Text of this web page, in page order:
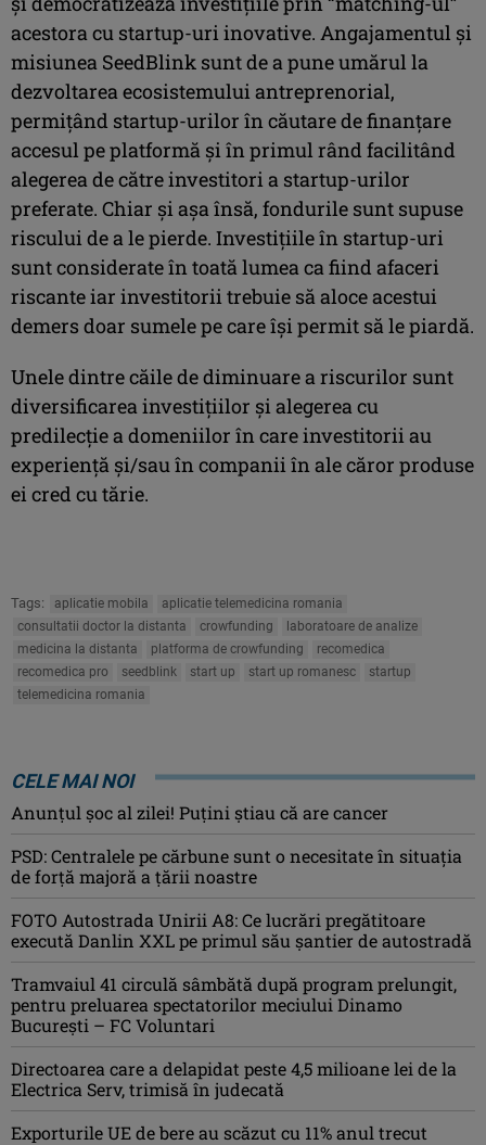
acestora cu startup-uri inovative. Angajamentul și
misiunea SeedBlink sunt de a pune umărul la
dezvoltarea ecosistemului antreprenorial,
permițând startup-urilor în căutare de finanțare
accesul pe platformă și în primul rând facilitând
alegerea de către investitori a startup-urilor
preferate. Chiar și așa însă, fondurile sunt supuse
riscului de a le pierde. Investițiile în startup-uri
sunt considerate în toată lumea ca fiind afaceri
riscante iar investitorii trebuie să aloce acestui
demers doar sumele pe care își permit să le piardă.
Unele dintre căile de diminuare a riscurilor sunt
diversificarea investițiilor și alegerea cu
predilecție a domeniilor în care investitorii au
experiență și/sau în companii în ale căror produse
ei cred cu tărie.
Tags: aplicatie mobila
aplicatie telemedicina romania
consultatii doctor la distanta
crowfunding
laboratoare de analize
medicina la distanta
platforma de crowfunding
recomedica
recomedica pro
seedblink start up start up romanesc
startup
telemedicina romania
CELE MAI NOI
Anunţul şoc al zilei! Puţini ştiau că are cancer
PSD: Centralele pe cărbune sunt o necesitate în situaţia
de forţă majoră a ţării noastre
FOTO Autostrada Unirii A8: Ce lucrări pregătitoare
execută Danlin XXL pe primul său șantier de autostradă
Tramvaiul 41 circulă sâmbătă după program prelungit,
pentru preluarea spectatorilor meciului Dinamo
București – FC Voluntari
Directoarea care a delapidat peste 4,5 milioane lei de la
Electrica Serv, trimisă în judecată
Exporturile UE de bere au scăzut cu 11% anul trecut